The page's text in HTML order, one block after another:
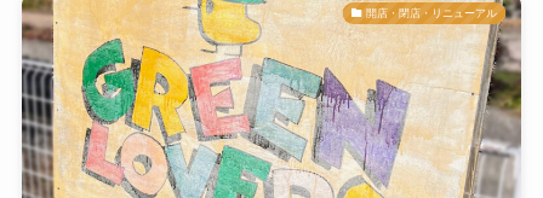
開店・閉店・リニューアル